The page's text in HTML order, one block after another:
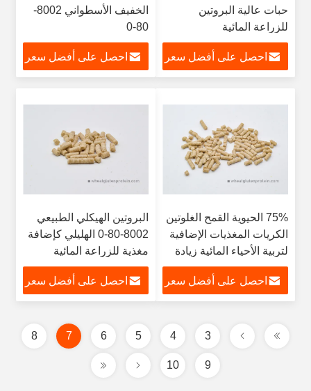
حبات عالية البروتين
للزراعة المائية
احصل على أفضل سعر
الخفيف الأسطواني 8002-
80-0
احصل على أفضل سعر
75% الحيوية القمح الغلوتين
الكريات المغذيات الإضافية
لتربية الأحياء المائية زيادة
تغذية العلف
احصل على أفضل سعر
البروتين الهيكلي الطبيعي
8002-80-0 الهليلي كإضافة
مغذية للزراعة المائية
احصل على أفضل سعر
3
4
5
6
7
8
9
10